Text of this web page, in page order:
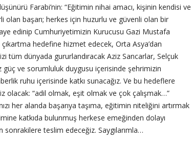
Farabi’nin: “Eğitimin nihai amacı, kişinin kendisi ve
olan başarı; herkes için huzurlu ve güvenli olan bir
edinip Cumhuriyetimizin Kurucusu Gazi Mustafa
hedefine hizmet edecek, Orta Asya’dan
tüm dünyada gururlandıracak Aziz Sancarlar, Selçuk
güç ve sorumluluk duygusu içerisinde şehrimizin
ruhu içerisinde katkı sunacağız. Ve bu hedeflere
olacak: “adil olmak, eşit olmak ve çok çalışmak…”
her alanda başarıya taşıma, eğitimin niteliğini artırmak
katkıda bulunmuş herkese emeğinden dolayı
teslim edeceğiz. Saygılarımla…